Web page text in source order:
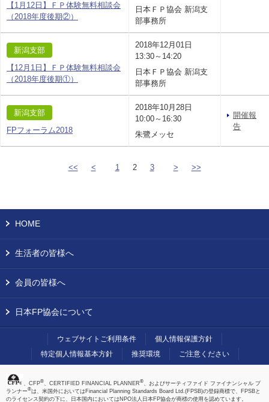
【1月12日】ＦＰ体験無料相談会
（2018年度後期②）
日本ＦＰ協会 新潟支
部事務所
新潟支部
【12月1日】ＦＰ体験無料相談会
（2018年度後期①）
2018年12月01日
13:30～14:20
日本ＦＰ協会 新潟支
部事務所
新潟支部
FPフォーラム2018
2018年10月28日
10:00～16:30
朱鷺メッセ
開催報
告
<< < 1 2 3 > >>
HOME
生活者の皆様へ
会員の皆様へ
日本FP協会について
ウェブサイトご利用条件
個人情報保護方針
特定個人情報基本方針
推奨環境 ご注意ください
、CFP®、CERTIFIED FINANCIAL PLANNER®、およびサーティファイド ファイナンシャル プ
ランナー®は、米国外においてはFinancial Planning Standards Board Ltd.(FPSB)の登録商標で、FPSBと
のライセンス契約の下に、日本国内においてはNPO法人日本FP協会が商標の使用を認めています。